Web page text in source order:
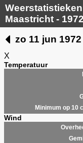
Weerstatistieken
Maastricht - 1972
zo 11 jun 1972
X
Temperatuur
Minimum op 10
Wind